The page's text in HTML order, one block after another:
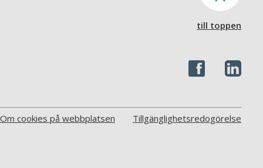
till toppen
Om cookies på webbplatsen Tillgänglighetsredogörelse